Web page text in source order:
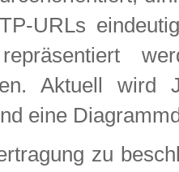
URLs
repräsentiert
Aktuell wird
eine
zu